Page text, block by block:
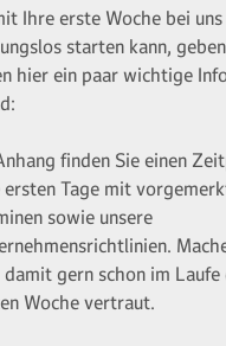
Ihre erste Woche bei uns
starten kann,
hier ein paar wichtige
finden Sie einen
ersten Tage mit
sowie unsere
damit gern schon im Laufe
Woche vertraut.